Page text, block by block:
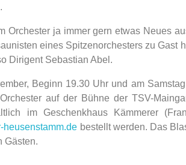
Orchester ja immer gern etwas Neues
eines Spitzenorchesters zu Gast
Dirigent Sebastian Abel.
Beginn 19.30 Uhr und am
auf der Bühne der TSV-
im Geschenkhaus Kämmerer
heusenstamm.de bestellt werden. Das
Gästen.